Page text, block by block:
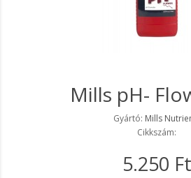
Mills pH-
Gyártó: Mills
Cikkszám:
5.250 Ft